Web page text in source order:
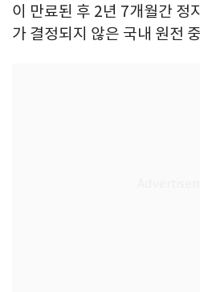
이 만료된 후 2년 7개월간 정
가 결정되지 않은 국내 원전